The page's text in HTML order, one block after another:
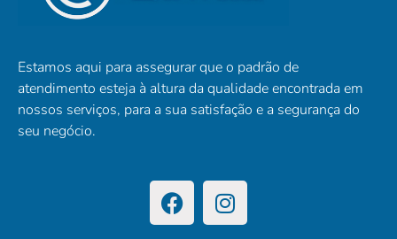
Estamos aqui para assegurar que o padrão de
atendimento esteja à altura da qualidade encontrada em
nossos serviços, para a sua satisfação e a segurança do
seu negócio.